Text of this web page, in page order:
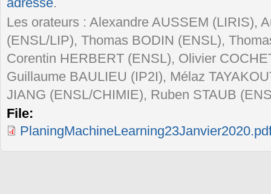
Les orateurs : Alexandre AUSSEM (LIRIS),
(ENSL/LIP), Thomas BODIN (ENSL),
Corentin HERBERT (ENSL), Olivier
Guillaume BAULIEU (IP2I), Mélaz
JIANG (ENSL/CHIMIE), Ruben STAUB
File: